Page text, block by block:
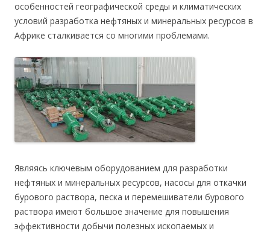
особенностей географической среды и климатических
условий разработка нефтяных и минеральных ресурсов в
Африке сталкивается со многими проблемами.
Являясь ключевым оборудованием для разработки
нефтяных и минеральных ресурсов, насосы для откачки
бурового раствора, песка и перемешиватели бурового
раствора имеют большое значение для повышения
эффективности добычи полезных ископаемых и